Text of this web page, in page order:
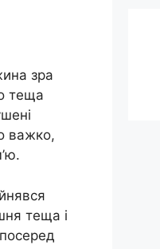
зра
теща
важко,
теща і